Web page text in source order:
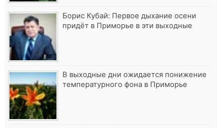
Борис Кубай: Первое дыхание осени
придёт в Приморье в эти выходные
В выходные дни ожидается понижение
температурного фона в Приморье